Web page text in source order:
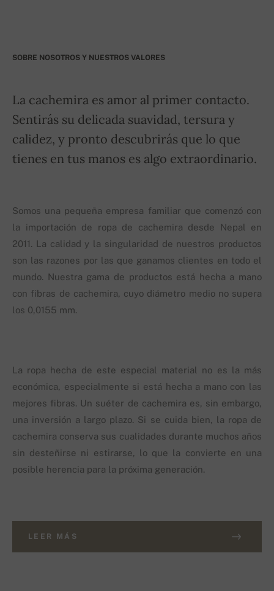
SOBRE NOSOTROS Y NUESTROS VALORES
La cachemira es amor al primer contacto.
Sentirás su delicada suavidad, tersura y
calidez, y pronto descubrirás que lo que
tienes en tus manos es algo extraordinario.
Somos una pequeña empresa familiar que comenzó con
la importación de ropa de cachemira desde Nepal en
2011. La calidad y la singularidad de nuestros productos
son las razones por las que ganamos clientes en todo el
mundo. Nuestra gama de productos está hecha a mano
con fibras de cachemira, cuyo diámetro medio no supera
los 0,0155 mm.
La ropa hecha de este especial material no es la más
económica, especialmente si está hecha a mano con las
mejores fibras. Un suéter de cachemira es, sin embargo,
una inversión a largo plazo. Si se cuida bien, la ropa de
cachemira conserva sus cualidades durante muchos años
sin desteñirse ni estirarse, lo que la convierte en una
posible herencia para la próxima generación.
LEER MÁS